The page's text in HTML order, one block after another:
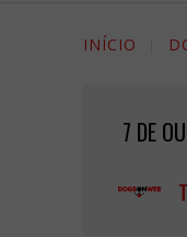
INÍCIO
7 DE